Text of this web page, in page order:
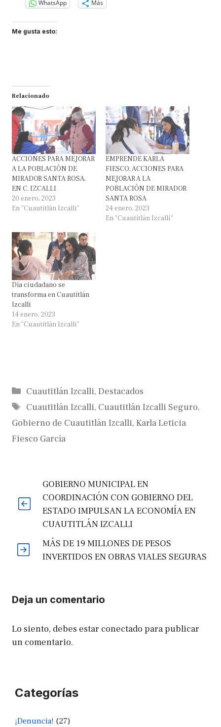
WhatsApp Más
Me gusta esto:
Relacionado
ACCIONES PARA MEJORAR
A LA POBLACIÓN DE
MIRADOR SANTA ROSA,
EN C. IZCALLI
20 enero, 2023
En "Cuautitlán Izcalli"
EMPRENDE KARLA
FIESCO, ACCIONES PARA
MEJORAR A LA
POBLACIÓN DE MIRADOR
SANTA ROSA
24 enero, 2023
En "Cuautitlán Izcalli"
Día ciudadano se
transforma en Cuautitlán
Izcalli
14 enero, 2023
En "Cuautitlán Izcalli"
Categorías
Cuautitlán Izcalli, Destacados
Etiquetas
Cuautitlán Izcalli, Cuautitlán Izcalli Seguro,
Gobierno de Cuautitlán Izcalli, Karla Leticia
Fiesco García
GOBIERNO MUNICIPAL EN
COORDINACIÓN CON GOBIERNO DEL
ESTADO IMPULSAN LA ECONOMÍA EN
CUAUTITLÁN IZCALLI
MÁS DE 19 MILLONES DE PESOS
INVERTIDOS EN OBRAS VIALES SEGURAS
Deja un comentario
Lo siento, debes estar conectado para publicar
un comentario.
Categorías
¡Denuncia! (27)